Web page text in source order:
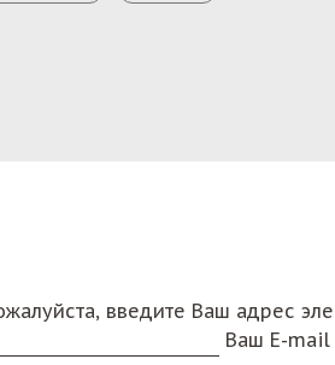
введите Ваш адрес
Ваш E-mail